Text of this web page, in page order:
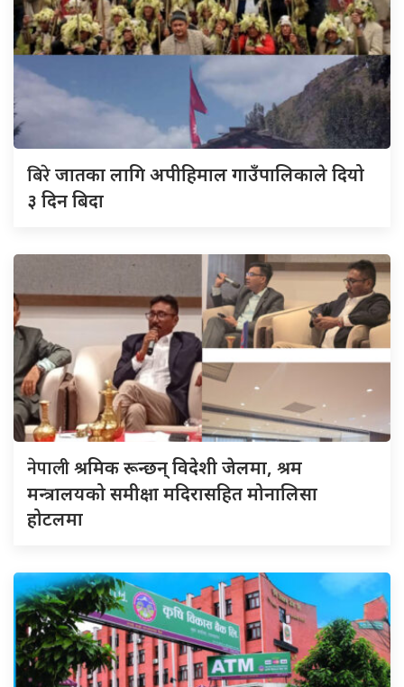
बिरेजातका लागि अपीहिमाल गाउँपालिकाले दियो
३ दिन बिदा
नेपालीश्रमिक रून्छन् विदेशी जेलमा, श्रम
मन्त्रालयको समीक्षा मदिरासहित मोनालिसा
होटलमा